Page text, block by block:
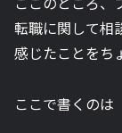
転職に関して相
感じたことをち
ここで書くのは